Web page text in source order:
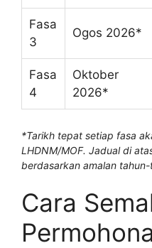
Fasa
3
Ogos 2026*
Fasa
4
Oktober
2026*
*Tarikh tepat setiap fasa
LHDNM/MOF. Jadual di
berdasarkan amalan tahun-
Cara